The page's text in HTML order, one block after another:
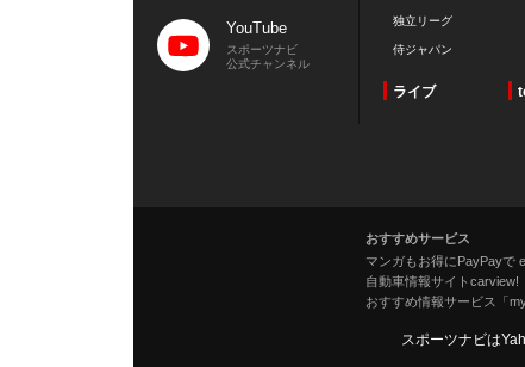
YouTube
スポーツナビ
公式チャンネル
独立リーグ
侍ジャパン
ライブ
おすすめサービス
マンガもお得にPayPayで
自動車情報サイトcarview!
おすすめ情報サービス「
スポーツナビは